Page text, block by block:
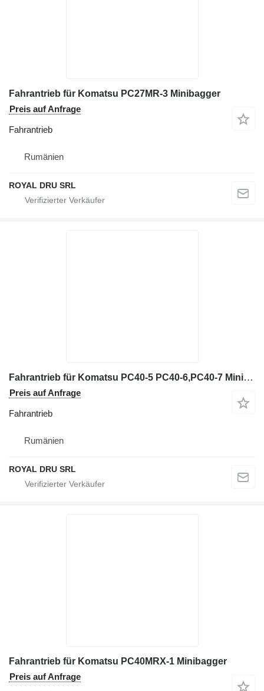
Fahrantrieb für Komatsu PC27MR-3 Minibagger
Preis auf Anfrage
Fahrantrieb
Rumänien
ROYAL DRU SRL
Fahrantrieb für Komatsu PC40-5 PC40-6,PC40-7 Minibagger
Preis auf Anfrage
Fahrantrieb
Rumänien
ROYAL DRU SRL
Fahrantrieb für Komatsu PC40MRX-1 Minibagger
Preis auf Anfrage